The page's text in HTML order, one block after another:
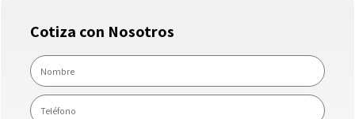
Cotiza con Nosotros